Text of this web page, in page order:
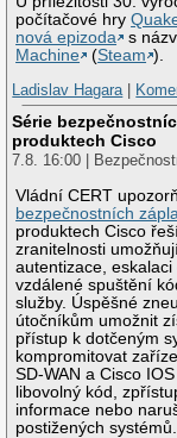
počítačové hry
nová epizoda
s
Machine
(Steam ).
Ladislav Hagara|
Série
produktech Cisco
7.8. 16:00 |
Vládní CERT
bezpečnostních
produktech Cisco
zranitelnosti
autentizace, eskalaci
vzdálené spuštění
služby. Úspěšné
útočníkům umožnit
přístup k dotčeným
kompromitovat
SD-WAN a Cisco
libovolný kód,
informace nebo
postižených systémů.